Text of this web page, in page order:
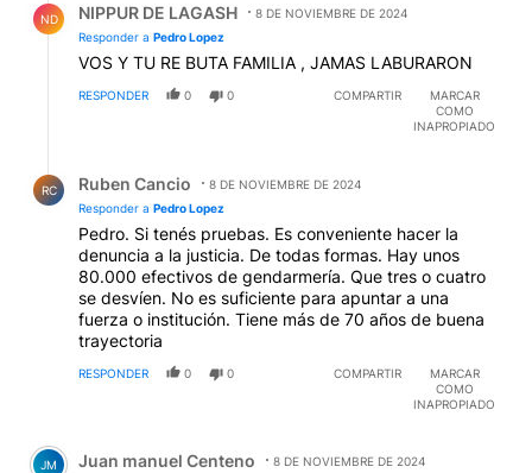
ND NIPPUR DE LAGASH
8 DE NOVIEMBRE DE 2024
Responder a Pedro Lopez
VOS Y TU RE BUTA FAMILIA , JAMAS LABURARON
RESPONDER 0 0 COMPARTIR
MARCAR
COMO
INAPROPIADO
RC Ruben Cancio
8 DE NOVIEMBRE DE 2024
Responder a Pedro Lopez
Pedro. Si tenés pruebas. Es conveniente hacer la
denuncia a la justicia. De todas formas. Hay unos
80.000 efectivos de gendarmería. Que tres o cuatro
se desvíen. No es suficiente para apuntar a una
fuerza o institución. Tiene más de 70 años de buena
trayectoria
RESPONDER 0 0 COMPARTIR
MARCAR
COMO
INAPROPIADO
Comentario de Juan manuel Centeno.
JM Juan manuel Centeno 8 DE NOVIEMBRE DE 2024